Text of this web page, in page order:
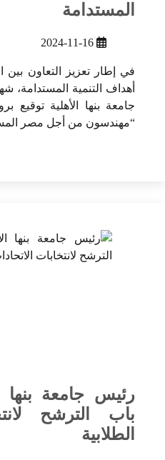
المستدامة
2024-11-16
في إطار تعزيز التعاون
أهداف التنمية المستدامة،
جامعة بنها الأهلية
“مهندسون من أجل مصر
رئيس جامعة بنها
باب الترشح
الطلابية